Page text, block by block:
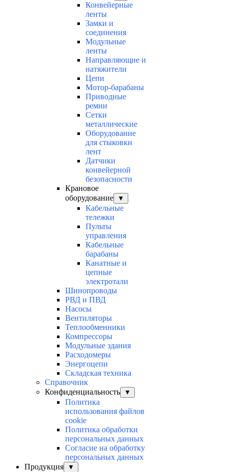
Конвейерные
ленты
Замки и
соединения
Модульные
ленты
Направляющие и
натяжители
Цепи
Мотор-барабаны
Приводные
ремни
Сетки
металлические
Оборудование
для стыковки
лент
Датчики
конвейерной
безопасности
Крановое
оборудование
▼
Кабельные
тележки
Пульты
управления
Кабельные
барабаны
Канатные и
цепные
электротали
Шинопроводы
РВД и ПВД
Насосы
Вентиляторы
Теплообменники
Компрессоры
Модульные здания
Расходомеры
Энергоцепи
Складская техника
Справочник
Конфиденциальность
▼
Политика
использования файлов
cookie
Политика обработки
персональных данных
Согласие на обработку
персональных данных
Продукция
▼